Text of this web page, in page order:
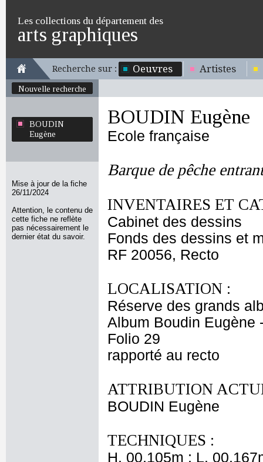
Les collections du département des
arts graphiques
Recherche sur : Oeuvres Artistes
Nouvelle recherche
BOUDIN
Eugène
Mise à jour de la fiche
26/11/2024
Attention, le contenu de
cette fiche ne reflète
pas nécessairement le
dernier état du savoir.
BOUDIN Eugène
Ecole française
Barque de pêche
INVENTAIRES ET
Cabinet des dessins
Fonds des dessins et
RF 20056, Recto
LOCALISATION :
Réserve des grands
Album Boudin Eugène
Folio 29
rapporté au recto
ATTRIBUTION
BOUDIN Eugène
TECHNIQUES :
H. 00,105m ; L.